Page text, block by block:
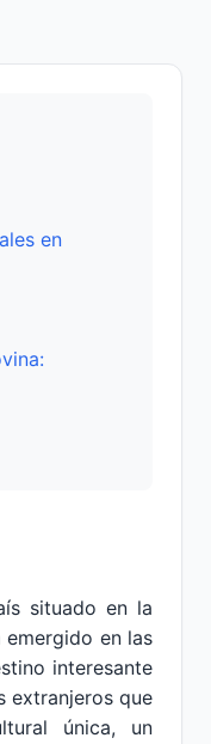
en
situado en la
emergido en las
interesante
extranjeros que
única, un